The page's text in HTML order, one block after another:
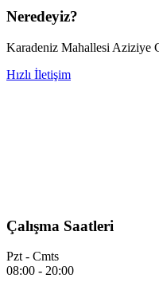
Neredeyiz?
Karadeniz Mahallesi Aziziye
Hızlı İletişim
Çalışma Saatleri
Pzt - Cmts
08:00 - 20:00